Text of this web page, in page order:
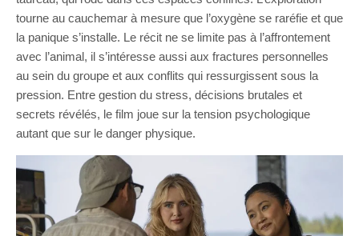
tourne au cauchemar à mesure que l’oxygène se raréfie et que
la panique s’installe. Le récit ne se limite pas à l’affrontement
avec l’animal, il s’intéresse aussi aux fractures personnelles
au sein du groupe et aux conflits qui ressurgissent sous la
pression. Entre gestion du stress, décisions brutales et
secrets révélés, le film joue sur la tension psychologique
autant que sur le danger physique.